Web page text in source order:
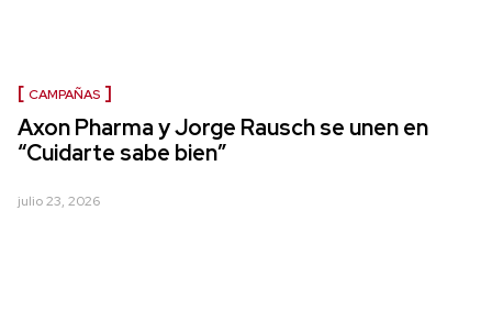
CAMPAÑAS
Axon Pharma y Jorge Rausch se unen en
“Cuidarte sabe bien”
julio 23, 2026